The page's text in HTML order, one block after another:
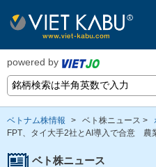
powered by
ベトナム株情報 > ベト株ニュース >
FPT、タイ大手2社とAI導入で合意 農
ベト株ニュース